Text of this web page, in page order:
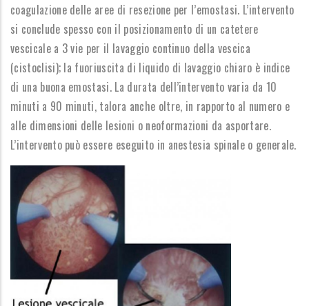
coagulazione delle aree di resezione per l’emostasi. L’intervento
si conclude spesso con il posizionamento di un catetere
vescicale a 3 vie per il lavaggio continuo della vescica
(cistoclisi); la fuoriuscita di liquido di lavaggio chiaro è indice
di una buona emostasi. La durata dell’intervento varia da 10
minuti a 90 minuti, talora anche oltre, in rapporto al numero e
alle dimensioni delle lesioni o neoformazioni da asportare.
L’intervento può essere eseguito in anestesia spinale o generale.